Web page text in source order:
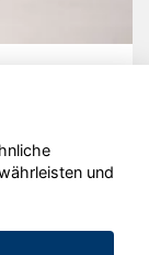
- 2026
und